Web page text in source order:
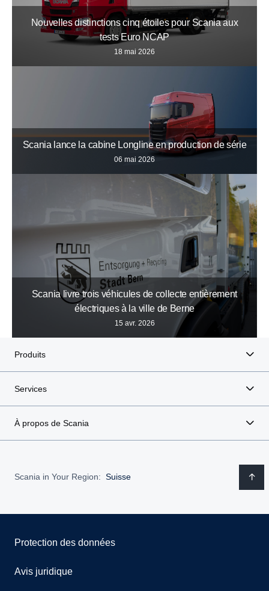
Nouvelles distinctions cinq étoiles pour Scania aux
tests Euro NCAP
18 mai 2026
Scania lance la cabine Longline en production de série
06 mai 2026
Scania livre trois véhicules de collecte entièrement
électriques à la ville de Berne
15 avr. 2026
Produits
Services
À propos de Scania
Scania in Your Region: Suisse
Protection des données
Avis juridique